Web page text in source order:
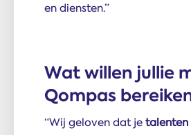
en diensten.”
Wat willen jullie
Qompas
“Wij geloven dat jetalenten